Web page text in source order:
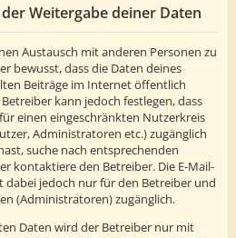
Weitergabe deiner Daten
Austausch mit anderen Personen zu
bewusst, dass die Daten deines
Beiträge im Internet öffentlich
kann jedoch festlegen, dass
einen eingeschränkten Nutzerkreis
Administratoren etc.) zugänglich
suche nach entsprechenden
kontaktiere den Betreiber. Die E-Mail-
dabei jedoch nur für den Betreiber und
(Administratoren) zugänglich.
Daten wird der Betreiber nur mit